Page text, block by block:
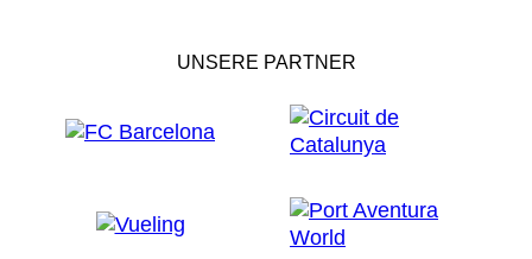
UNSERE PARTNER